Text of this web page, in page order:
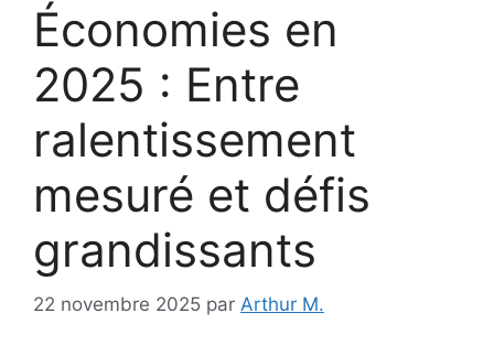
Économies en
2025 : Entre
ralentissement
mesuré et défis
grandissants
22 novembre 2025 par Arthur M.